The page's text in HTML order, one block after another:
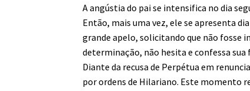
A angústia do pai se intensifica no dia
Então, mais uma vez, ele se apresenta
grande apelo, solicitando que não fosse
determinação, não hesita e confessa sua
Diante da recusa de Perpétua em
por ordens de Hilariano. Este momento